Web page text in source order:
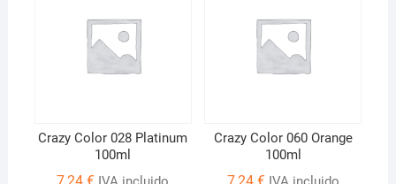
Crazy Color 028 Platinum
100ml
Crazy Color 060 Orange
100ml